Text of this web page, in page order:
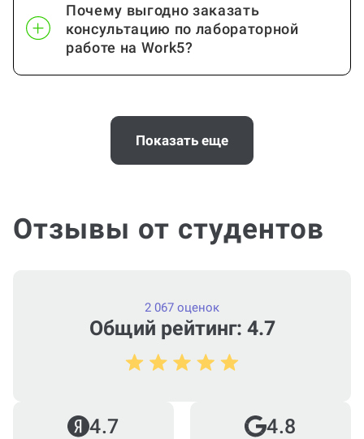
Почему выгодно заказать
консультацию по лабораторной
работе на Work5?
Когда и как нужно оплачивать
Показать еще
Отзывы от студентов
Общий рейтинг: 4.7
2 067 оценок
4.7 4.8